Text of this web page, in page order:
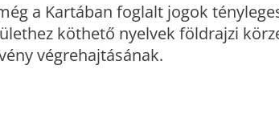
a Kartában foglalt jogok
köthető nyelvek földrajzi
végrehajtásának.